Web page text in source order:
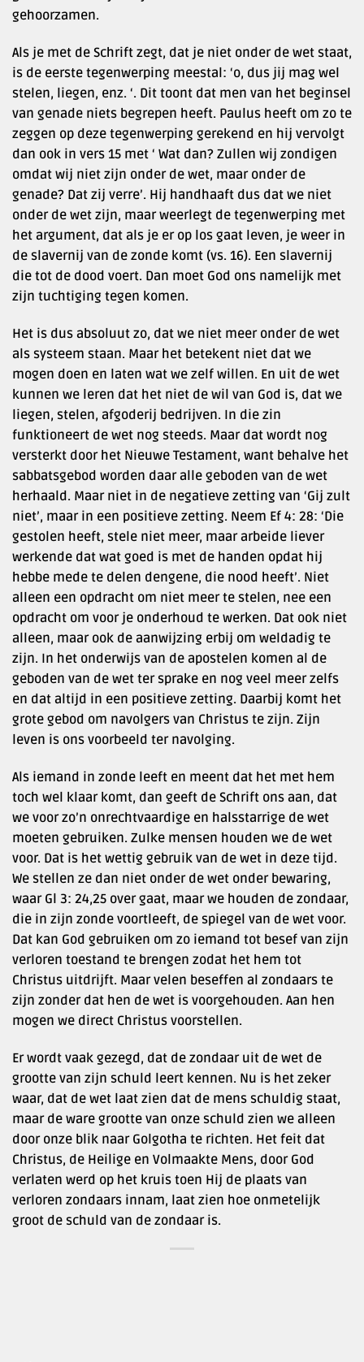
gehoorzamen.
Als je met de Schrift zegt, dat je niet onder de wet staat,
is de eerste tegenwerping meestal: ‘o, dus jij mag wel
stelen, liegen, enz. ‘. Dit toont dat men van het beginsel
van genade niets begrepen heeft. Paulus heeft om zo te
zeggen op deze tegenwerping gerekend en hij vervolgt
dan ook in vers 15 met ‘ Wat dan? Zullen wij zondigen
omdat wij niet zijn onder de wet, maar onder de
genade? Dat zij verre’. Hij handhaaft dus dat we niet
onder de wet zijn, maar weerlegt de tegenwerping met
het argument, dat als je er op los gaat leven, je weer in
de slavernij van de zonde komt (vs. 16). Een slavernij
die tot de dood voert. Dan moet God ons namelijk met
zijn tuchtiging tegen komen.
Het is dus absoluut zo, dat we niet meer onder de wet
als systeem staan. Maar het betekent niet dat we
mogen doen en laten wat we zelf willen. En uit de wet
kunnen we leren dat het niet de wil van God is, dat we
liegen, stelen, afgoderij bedrijven. In die zin
funktioneert de wet nog steeds. Maar dat wordt nog
versterkt door het Nieuwe Testament, want behalve het
sabbatsgebod worden daar alle geboden van de wet
herhaald. Maar niet in de negatieve zetting van ‘Gij zult
niet’, maar in een positieve zetting. Neem Ef 4: 28: ‘Die
gestolen heeft, stele niet meer, maar arbeide liever
werkende dat wat goed is met de handen opdat hij
hebbe mede te delen dengene, die nood heeft’. Niet
alleen een opdracht om niet meer te stelen, nee een
opdracht om voor je onderhoud te werken. Dat ook niet
alleen, maar ook de aanwijzing erbij om weldadig te
zijn. In het onderwijs van de apostelen komen al de
geboden van de wet ter sprake en nog veel meer zelfs
en dat altijd in een positieve zetting. Daarbij komt het
grote gebod om navolgers van Christus te zijn. Zijn
leven is ons voorbeeld ter navolging.
Als iemand in zonde leeft en meent dat het met hem
toch wel klaar komt, dan geeft de Schrift ons aan, dat
we voor zo’n onrechtvaardige en halsstarrige de wet
moeten gebruiken. Zulke mensen houden we de wet
voor. Dat is het wettig gebruik van de wet in deze tijd.
We stellen ze dan niet onder de wet onder bewaring,
waar Gl 3: 24,25 over gaat, maar we houden de zondaar,
die in zijn zonde voortleeft, de spiegel van de wet voor.
Dat kan God gebruiken om zo iemand tot besef van zijn
verloren toestand te brengen zodat het hem tot
Christus uitdrijft. Maar velen beseffen al zondaars te
zijn zonder dat hen de wet is voorgehouden. Aan hen
mogen we direct Christus voorstellen.
Er wordt vaak gezegd, dat de zondaar uit de wet de
grootte van zijn schuld leert kennen. Nu is het zeker
waar, dat de wet laat zien dat de mens schuldig staat,
maar de ware grootte van onze schuld zien we alleen
door onze blik naar Golgotha te richten. Het feit dat
Christus, de Heilige en Volmaakte Mens, door God
verlaten werd op het kruis toen Hij de plaats van
verloren zondaars innam, laat zien hoe onmetelijk
groot de schuld van de zondaar is.